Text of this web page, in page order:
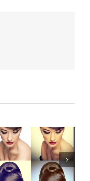
Qual o melhor monitor
para tratamento de